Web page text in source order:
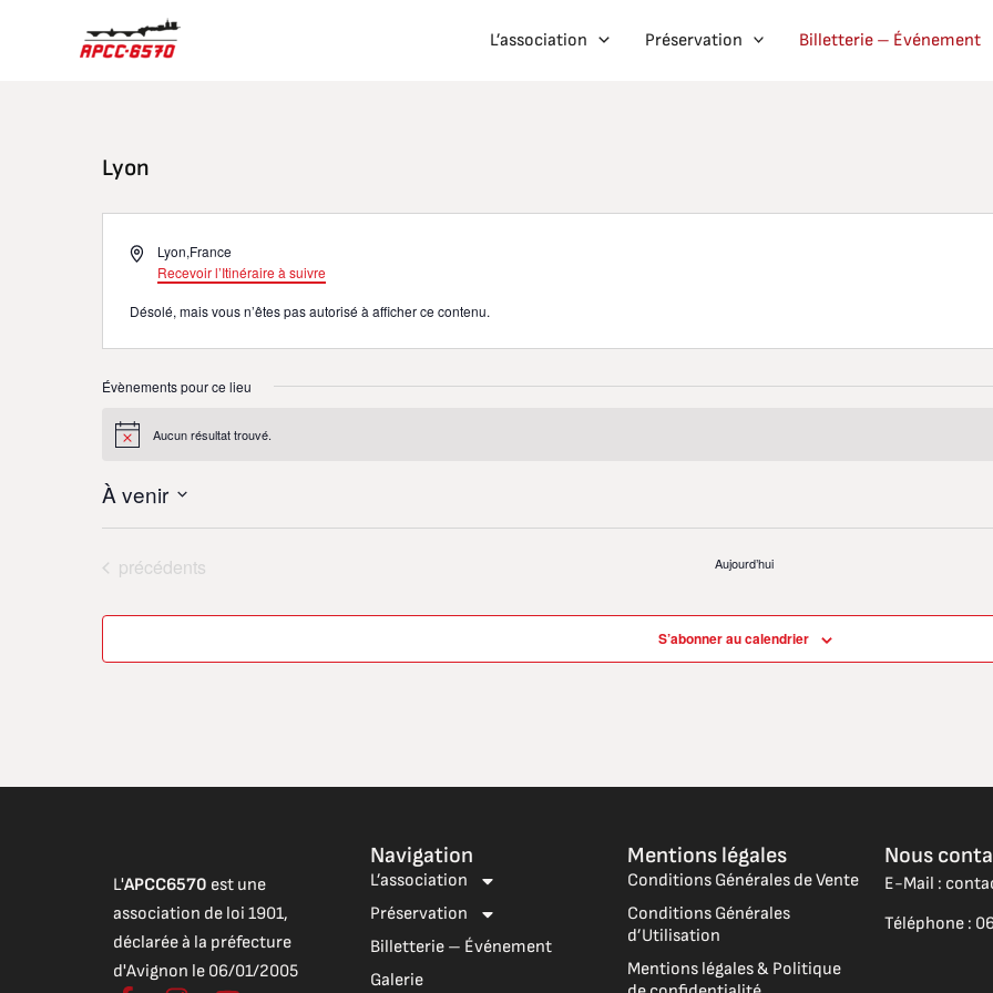
L’association Préservation Billetterie – Événement
Lyon
Adresse
Lyon,France
Recevoir l’Itinéraire à suivre
Désolé, mais vous n’êtes pas autorisé à afficher ce contenu.
Évènements pour ce lieu
Notice Aucun résultat trouvé.
À venir
date.Évènements
précédents Aujourd’hui
S’abonner au calendrier
L'APCC6570 est une
association de loi 1901,
déclarée à la préfecture
d'Avignon le 06/01/2005
Navigation
L’association
Préservation
Billetterie – Événement
Galerie
Mentions légales
Conditions Générales de Vente
Conditions Générales
d’Utilisation
Mentions légales & Politique
Nous
E-Mail :
Téléphone :